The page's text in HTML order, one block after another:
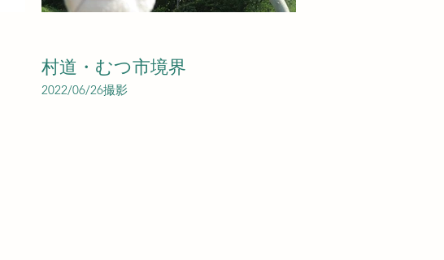
村道・むつ市境界
2022/06/26撮影